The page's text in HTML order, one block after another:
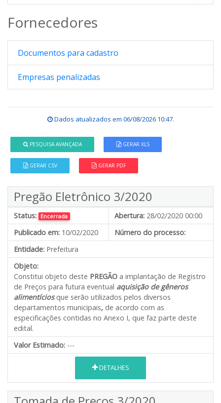
Fornecedores
Documentos para cadastro
Empresas penalizadas
Dados atualizados em 06/08/2026 10:47.
PESQUISA AVANÇADA GERAR XLS
GERAR CSV GERAR PDF
Pregão Eletrônico 3/2020
Status: Encerrada Abertura: 28/02/2020 00:00
Publicado em: 10/02/2020
Número do processo:
Entidade: Prefeitura
Objeto:
Constitui objeto deste PREGÃO a implantação de Registro
de Preços para futura eventual aquisição de gêneros
alimentíciosque serão utilizados pelos diversos
departamentos municipais, de acordo com as
especificações contidas no Anexo I, que faz parte deste
edital.
Valor Estimado: ---
DETALHES